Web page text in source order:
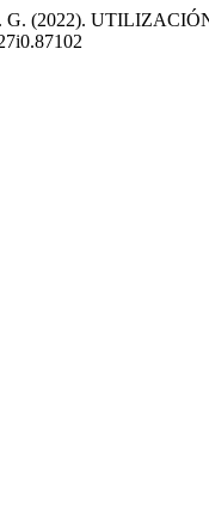
G. (2022).